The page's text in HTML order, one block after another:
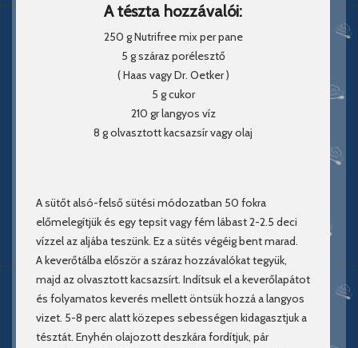
A tészta hozzávalói:
250 g Nutrifree mix per pane
5 g száraz porélesztő
( Haas vagy Dr. Oetker )
5 g cukor
210 gr langyos víz
8 g olvasztott kacsazsír vagy olaj
A sütőt alsó-felső sütési módozatban 50 fokra
előmelegítjük és egy tepsit vagy fém lábast 2-2.5 deci
vízzel az aljába teszünk. Ez a sütés végéig bent marad.
A keverőtálba először a száraz hozzávalókat tegyük,
majd az olvasztott kacsazsírt. Indítsuk el a keverőlapátot
és folyamatos keverés mellett öntsük hozzá a langyos
vizet. 5-8 perc alatt közepes sebességen kidagasztjuk a
tésztát. Enyhén olajozott deszkára fordítjuk, pár